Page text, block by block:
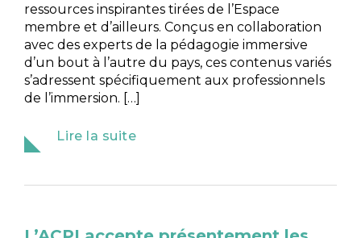
ressources inspirantes tirées de l’Espace
membre et d’ailleurs. Conçus en collaboration
avec des experts de la pédagogie immersive
d’un bout à l’autre du pays, ces contenus variés
s’adressent spécifiquement aux professionnels
de l’immersion. […]
Lire la suite